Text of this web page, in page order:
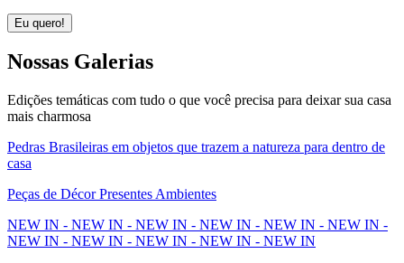
Eu quero!
Nossas Galerias
Edições temáticas com tudo o que você precisa para deixar sua casa
mais charmosa
Pedras Brasileiras em objetos que trazem a natureza para dentro de
casa
Peças de Décor Presentes Ambientes
NEW IN - NEW IN - NEW IN - NEW IN - NEW IN - NEW IN -
NEW IN - NEW IN - NEW IN - NEW IN - NEW IN